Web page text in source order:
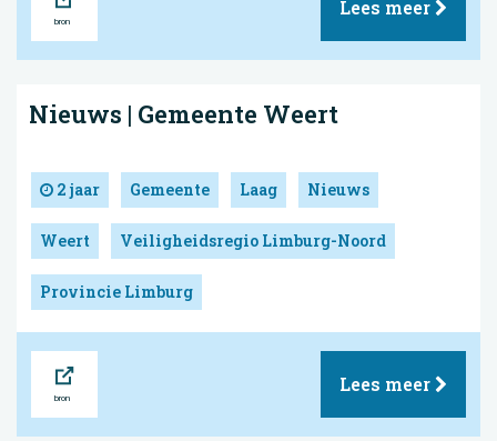
Lees meer
Nieuws | Gemeente Weert
2 jaar Gemeente Laag Nieuws
Weert Veiligheidsregio Limburg-Noord
Provincie Limburg
Lees meer